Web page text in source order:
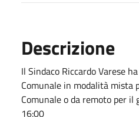
Descrizione
Il Sindaco Riccardo Varese
Comunale in modalità mista
Comunale o da remoto per
16:00